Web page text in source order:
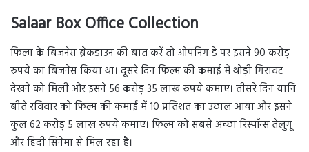
Salaar Box Office Collection
फिल्म के बिजनेस ब्रेकडाउन की बात करें तो ओपनिंग डे पर इसने 90 करोड़
रुपये का बिजनेस किया था। दूसरे दिन फिल्म की कमाई में थोड़ी गिरावट
देखने को मिली और इसने 56 करोड़ 35 लाख रुपये कमाए। तीसरे दिन यानि
बीते रविवार को फिल्म की कमाई में 10 प्रतिशत का उछाल आया और इसने
कुल 62 करोड़ 5 लाख रुपये कमाए। फिल्म को सबसे अच्छा रिस्पॉन्स तेलुगू
और हिंदी सिनेमा से मिल रहा है।